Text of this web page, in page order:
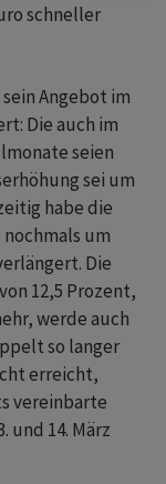
schneller
Angebot im
Die auch im
seien
sei um
habe die
um
Die
12,5 Prozent,
werde auch
so langer
erreicht,
vereinbarte
und 14. März